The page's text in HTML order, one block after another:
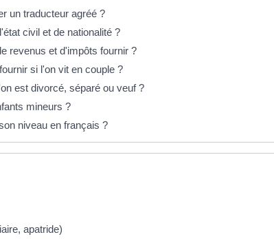
un traducteur agréé ?
civil et de nationalité ?
revenus et d'impôts fournir ?
si l'on vit en couple ?
est divorcé, séparé ou veuf ?
mineurs ?
niveau en français ?
apatride)